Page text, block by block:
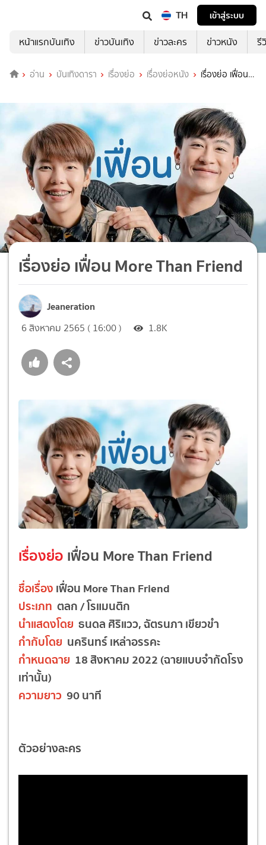
TH
เข้าสู่ระบบ
หน้าแรกบันเทิง
ข่าวบันเทิง ข่าวละคร ข่าวหนัง รี
อ่าน บันเทิงดารา เรื่องย่อ เรื่องย่อหนัง
เรื่องย่อ เฟื่อน
เรื่องย่อ เฟื่อน More Than Friend
Jeaneration
6 สิงหาคม 2565 ( 16:00 ) 1.8K
เรื่องย่อ เฟื่อน More Than Friend
ชื่อเรื่อง เฟื่อน More Than Friend
ประเภท ตลก / โรแมนติก
นำแสดงโดย ธนดล ศิริแวว, ฉัตรนภา เขียวขำ
กำกับโดย นครินทร์ เหล่าอรรคะ
กำหนดฉาย 18 สิงหาคม 2022 (ฉายแบบจำกัดโรง
เท่านั้น)
ความยาว 90 นาที
ตัวอย่างละคร